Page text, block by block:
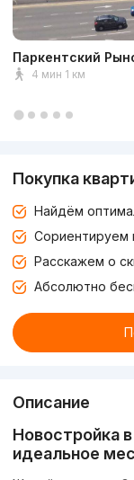
Паркентский
4 мин 1 км
Покупка
Найдём
Сориентируем
Расскажем о
Абсолютно
Описание
Новостройка
идеальное